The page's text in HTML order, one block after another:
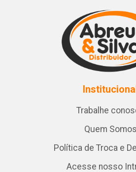
Trabalhe
Quem Somos
Política de Troca e
Acesse nosso